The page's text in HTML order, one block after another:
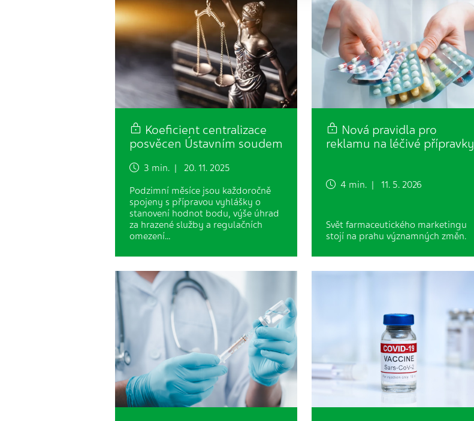
Koeficient centralizace
posvěcen Ústavním soudem
3 min. | 20. 11. 2025
Podzimní měsíce jsou každoročně
spojeny s přípravou vyhlášky o
stanovení hodnot bodu, výše úhrad
za hrazené služby a regulačních
omezení…
Nová pravidla pro
reklamu na léčivé přípravky
4 min. | 11. 5. 2026
Svět farmaceutického marketingu
stojí na prahu významných změn.